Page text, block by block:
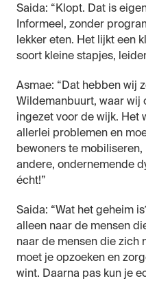
Saida: “Klopt. Dat is
Informeel, zonder
lekker eten. Het lijkt een
soort kleine stapjes,
Asmae: “Dat hebben wij
Wildemanbuurt, waar wij
ingezet voor de wijk. Het
allerlei problemen en
bewoners te mobiliseren,
andere, ondernemende
écht!”
Saida: “Wat het geheim
alleen naar de mensen
naar de mensen die zich
moet je opzoeken en
wint. Daarna pas kun je